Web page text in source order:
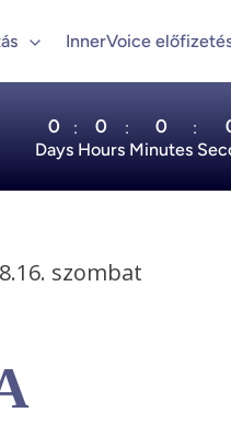
InnerVoice
0
Days
: 0
Hours
: 0
Minutes
:
szombat